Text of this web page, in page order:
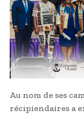
Au nom de ses
récipiendaires a